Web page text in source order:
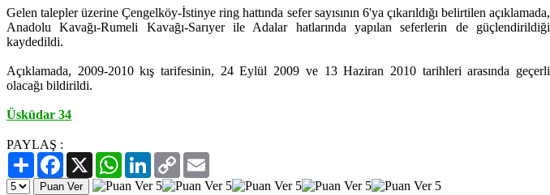
Gelen talepler üzerine Çengelköy-İstinye ring hattında sefer sayısının 6'ya çıkarıldığı belirtilen açıklamada,
Anadolu Kavağı-Rumeli Kavağı-Sarıyer ile Adalar hatlarında yapılan seferlerin de güçlendirildiği
kaydedildi.
Açıklamada, 2009-2010 kış tarifesinin, 24 Eylül 2009 ve 13 Haziran 2010 tarihleri arasında geçerli
olacağı bildirildi.
Üsküdar 34
PAYLAŞ :
PaylaşFacebook
X WhatsAppLinkedIn
Copy
Link